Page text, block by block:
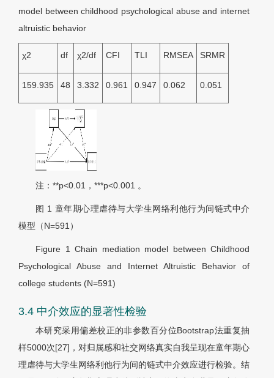
model between childhood psychological abuse and internet
altruistic behavior
χ2 df χ2/df CFI TLI RMSEA SRMR
159.935 48 3.332 0.961 0.947 0.062 0.051
注：**p<0.01，***p<0.001 。
图 1 童年期心理虐待与大学生网络利他行为间链式中介
模型（N=591）
Figure 1 Chain mediation model between Childhood
Psychological Abuse and Internet Altruistic Behavior of
college students (N=591)
3.4 中介效应的显著性检验
本研究采用偏差校正的非参数百分位Bootstrap法重复抽
样5000次[27]，对归属感和社交网络真实自我呈现在童年期心
理虐待与大学生网络利他行为间的链式中介效应进行检验。结